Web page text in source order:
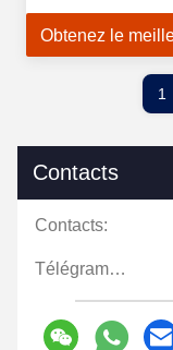
rondes ou carrées
220V/50Hz
Obtenez le
1
Contacts
Contacts:
Télégramme: